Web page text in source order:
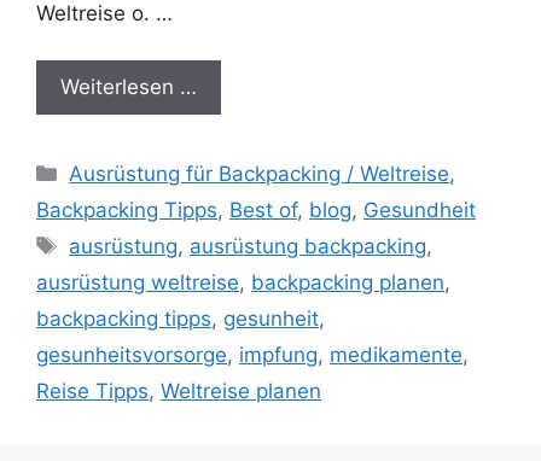
Weltreise o. …
Weiterlesen …
Kategorien
Ausrüstung für Backpacking / Weltreise,
Backpacking Tipps, Best of, blog, Gesundheit
Schlagwörter
ausrüstung, ausrüstung backpacking,
ausrüstung weltreise, backpacking planen,
backpacking tipps, gesunheit,
gesunheitsvorsorge, impfung, medikamente,
Reise Tipps, Weltreise planen